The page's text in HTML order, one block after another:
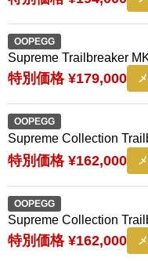
OOPEGG
Supreme Trailbreaker
特別価格 ¥179,000
OOPEGG
Supreme Collection
特別価格 ¥162,000
OOPEGG
Supreme Collection
特別価格 ¥162,000